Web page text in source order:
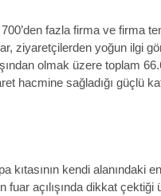
fazla firma ve firma
ziyaretçilerden yoğun ilgi
olmak üzere toplam
hacmine sağladığı güçlü
kıtasının kendi alanındaki
açılışında dikkat çektiği